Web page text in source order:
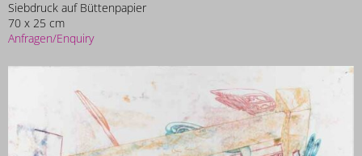
Siebdruck auf Büttenpapier
70 x 25 cm
Anfragen/Enquiry